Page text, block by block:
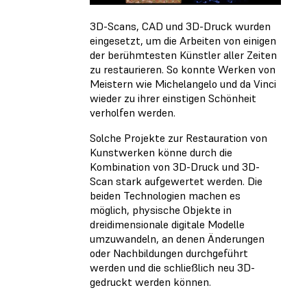
3D-Scans, CAD und 3D-Druck wurden
eingesetzt, um die Arbeiten von einigen
der berühmtesten Künstler aller Zeiten
zu restaurieren. So konnte Werken von
Meistern wie Michelangelo und da Vinci
wieder zu ihrer einstigen Schönheit
verholfen werden.
Solche Projekte zur Restauration von
Kunstwerken könne durch die
Kombination von 3D-Druck und 3D-
Scan stark aufgewertet werden. Die
beiden Technologien machen es
möglich, physische Objekte in
dreidimensionale digitale Modelle
umzuwandeln, an denen Änderungen
oder Nachbildungen durchgeführt
werden und die schließlich neu 3D-
gedruckt werden können.